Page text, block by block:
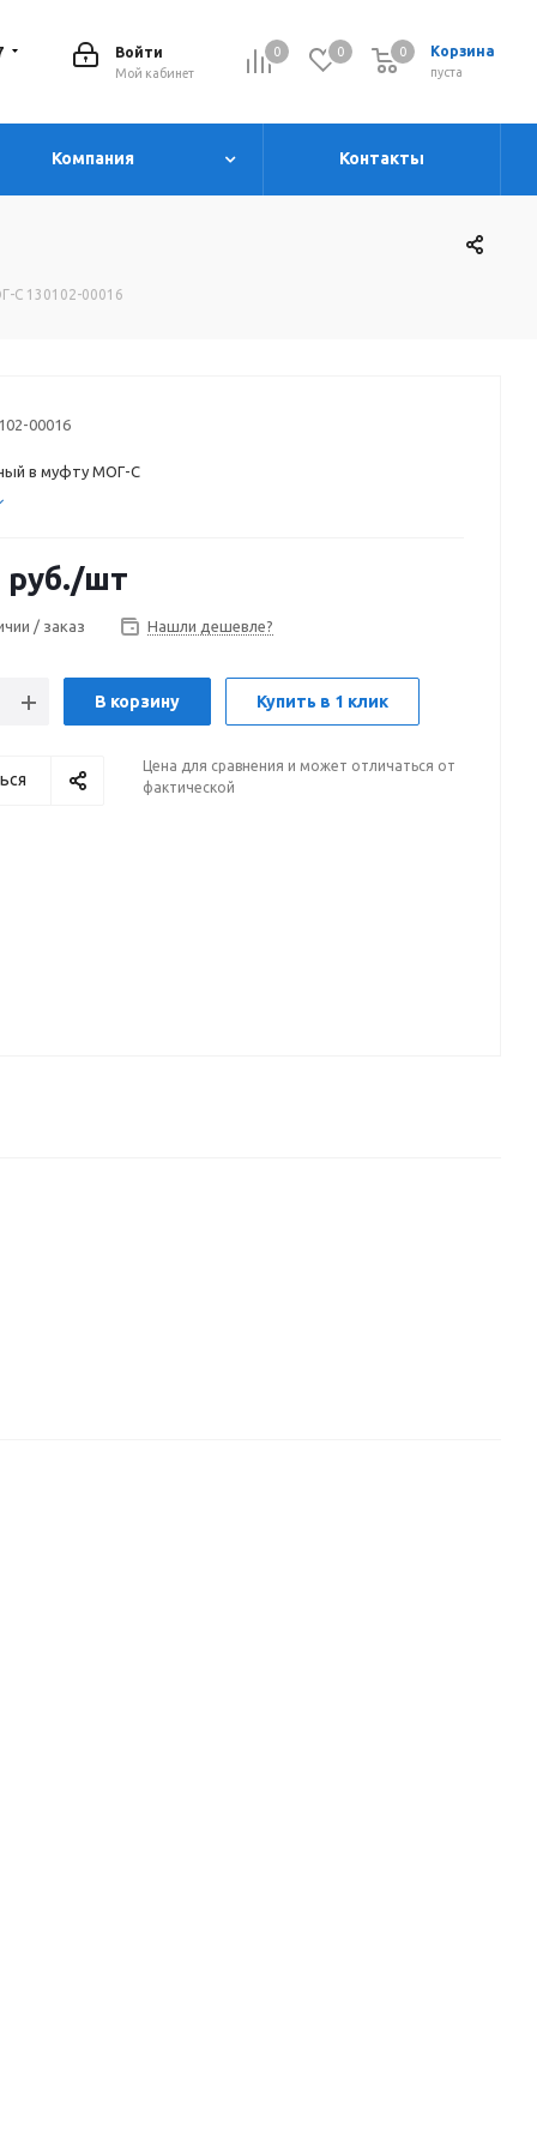
0 0 Корзина
0
пуста
0
Войти
Мой кабинет
Компания Контакты
С 130102-00016
00016
в муфту МОГ-С
руб./шт
/ заказ Нашли дешевле?
В корзину Купить в 1 клик
Цена для сравнения и может отличаться от
фактической